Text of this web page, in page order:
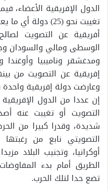
الدول الإفريقية الأعضاء،
أفريقية عن التصويت
الوسطى ومالي والسودان
إفريقية عن التصويت من
وعارضت دولة إفريقية واحدة
إن عددا من الدول
التصويت أو تغيبت عنه
شديدة، وقدرا كبيرا من
التصويتي نابع من
أوكرانيا، وتجنيب البلاد
الطريق أمام بدء
تضع حدا لتلك الحرب.